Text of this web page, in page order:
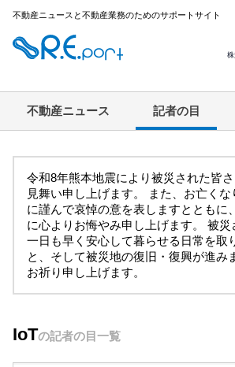
不動産ニュースと不動産業務のためのサポートサイト
不動産ニュース 記者の目
令和8年熊本地震により被災された皆
見舞い申し上げます。 また、お亡くな
に謹んで哀悼の意を表しますとともに
に心よりお悔やみ申し上げます。 被災
一日も早く安心して暮らせる日常を取
と、そして被災地の復旧・復興が進み
お祈り申し上げます。
IoTの記者の目一覧